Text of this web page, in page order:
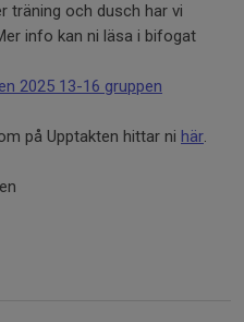
träning och dusch har vi
info kan ni läsa i bifogat
2025 13-16 gruppen
på Upptakten hittar ni här.